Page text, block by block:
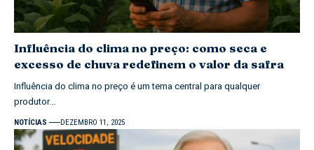
Influência do clima no preço: como seca e
excesso de chuva redefinem o valor da safra
Influência do clima no preço é um tema central para qualquer
produtor…
NOTÍCIAS DEZEMBRO 11, 2025